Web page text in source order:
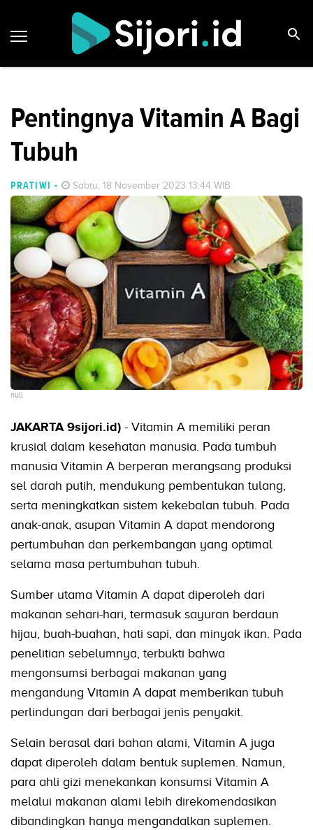
Pentingnya Vitamin A Bagi
Tubuh
PRATIWI - Sabtu, 18 November 2023 13:44 WIB
null
JAKARTA 9sijori.id) - Vitamin A memiliki peran
krusial dalam kesehatan manusia. Pada tumbuh
manusia Vitamin A berperan merangsang produksi
sel darah putih, mendukung pembentukan tulang,
serta meningkatkan sistem kekebalan tubuh. Pada
anak-anak, asupan Vitamin A dapat mendorong
pertumbuhan dan perkembangan yang optimal
selama masa pertumbuhan tubuh.
Sumber utama Vitamin A dapat diperoleh dari
makanan sehari-hari, termasuk sayuran berdaun
hijau, buah-buahan, hati sapi, dan minyak ikan. Pada
penelitian sebelumnya, terbukti bahwa
mengonsumsi berbagai makanan yang
mengandung Vitamin A dapat memberikan tubuh
perlindungan dari berbagai jenis penyakit.
Selain berasal dari bahan alami, Vitamin A juga
dapat diperoleh dalam bentuk suplemen. Namun,
para ahli gizi menekankan konsumsi Vitamin A
melalui makanan alami lebih direkomendasikan
dibandingkan hanya mengandalkan suplemen.